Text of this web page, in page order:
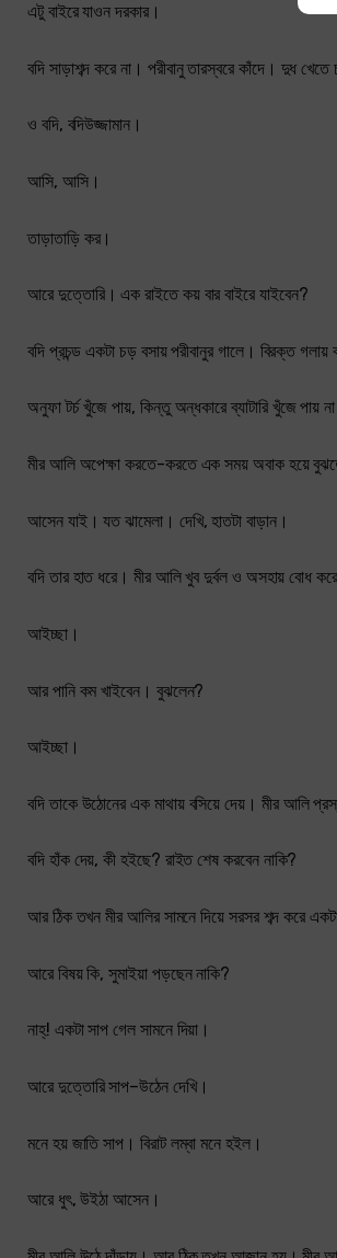
এটু বাইরে যাওন দরকার।
বদি সাড়াশব্দ করে না। পরীবানু তারস্বরে কাঁদে। দুধ খেতে
ও বদি, বদিউজ্জামান।
আসি, আসি।
তাড়াতাড়ি কর।
আরে দুত্তোরি। এক রাইতে কয় বার বাইরে যাইবেন?
বদি প্রচন্ড একটা চড় বসায় পরীবানুর গালে। বিরক্ত গলায়
অনুফা টর্চ খুঁজে পায়, কিন্তু অন্ধকারে ব্যাটারি খুঁজে পায়
মীর আলি অপেক্ষা করতে-করতে এক সময় অবাক হয়ে
আসেন যাই। যত ঝামেলা। দেখি, হাতটা বাড়ান।
বদি তার হাত ধরে। মীর আলি খুব দুর্বল ও অসহায় বোধ
আইচ্ছা।
আর পানি কম খাইবেন। বুঝলেন?
আইচ্ছা।
বদি তাকে উঠোনের এক মাথায় বসিয়ে দেয়। মীর আলি
বদি হাঁক দেয়, কী হইছে? রাইত শেষ করবেন নাকি?
আর ঠিক তখন মীর আলির সামনে দিয়ে সরসর শব্দ করে
আরে বিষয় কি, সুমাইয়া পড়ছেন নাকি?
নাহ্! একটা সাপ গেল সামনে দিয়া।
আরে দুত্তোরি সাপ–উঠেন দেখি।
মনে হয় জাতি সাপ। বিরাট লম্বা মনে হইল।
আরে ধুৎ, উইঠা আসেন।